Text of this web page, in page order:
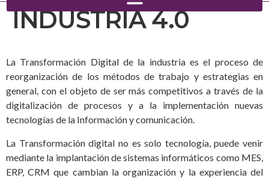
INDUSTRIA 4.0
La Transformación Digital de la industria es el proceso de
reorganización de los métodos de trabajo y estrategias en
general, con el objeto de ser más competitivos a través de la
digitalización de procesos y a la implementación nuevas
tecnologías de la Información y comunicación.
La Transformación digital no es solo tecnología, puede venir
mediante la implantación de sistemas informáticos como MES,
ERP, CRM que cambian la organización y la experiencia del